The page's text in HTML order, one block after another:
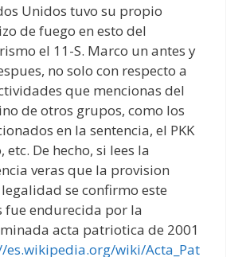
Unidos tuvo su propio
de fuego en esto del
el 11-S. Marco un antes y
no solo con respecto a
que mencionas del
de otros grupos, como los
en la sentencia, el PKK
etc. De hecho, si lees la
veras que la provision
se confirmo este
fue endurecida por la
acta patriotica de 2001
es.wikipedia.org/wiki/Acta_Pat